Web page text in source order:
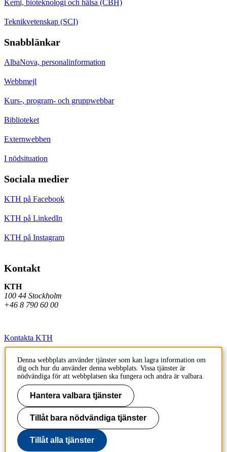
Kemi, bioteknologi och hälsa (CBH)
Teknikvetenskap (SCI)
Snabblänkar
AlbaNova, personalinformation
Webbmejl
Kurs-, program- och gruppwebbar
Biblioteket
Externwebben
I nödsituation
Sociala medier
KTH på Facebook
KTH på LinkedIn
KTH på Instagram
Kontakt
KTH
100 44 Stockholm
+46 8 790 60 00
Kontakta KTH
Jobba på KTH
Press och media
Faktura och betalning KTH
Om KTH:s webbplatser
Tillgänglighetsredogörelse
Denna webbplats använder tjänster som kan lagra information om
dig och hur du använder denna webbplats. Vissa tjänster är
nödvändiga för att webbplatsen ska fungera och andra är valbara.
Hantera valbara tjänster
Tillåt bara nödvändiga tjänster
Tillåt alla tjänster